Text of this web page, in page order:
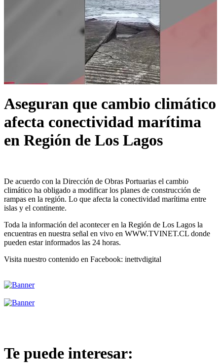
Aseguran que cambio climático
afecta conectividad marítima
en Región de Los Lagos
De acuerdo con la Dirección de Obras Portuarias el cambio
climático ha obligado a modificar los planes de construcción de
rampas en la región. Lo que afecta la conectividad marítima entre
islas y el continente.
Toda la información del acontecer en la Región de Los Lagos la
encuentras en nuestra señal en vivo en WWW.TVINET.CL donde
pueden estar informados las 24 horas.
Visita nuestro contenido en Facebook: inettvdigital
Te puede interesar: